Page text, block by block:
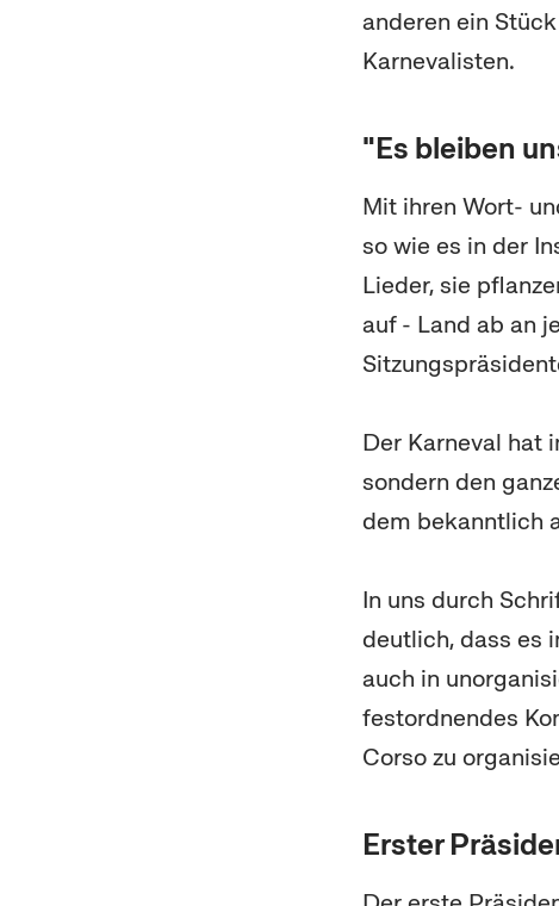
anderen ein
Karnevalisten.
"Es bleiben
Mit ihren Wort-
so wie es in der
Lieder, sie
auf - Land ab an
Der Karneval hat
sondern den
dem bekanntlich
In uns durch
deutlich, dass es
auch in
festordnendes
Corso zu
Erster